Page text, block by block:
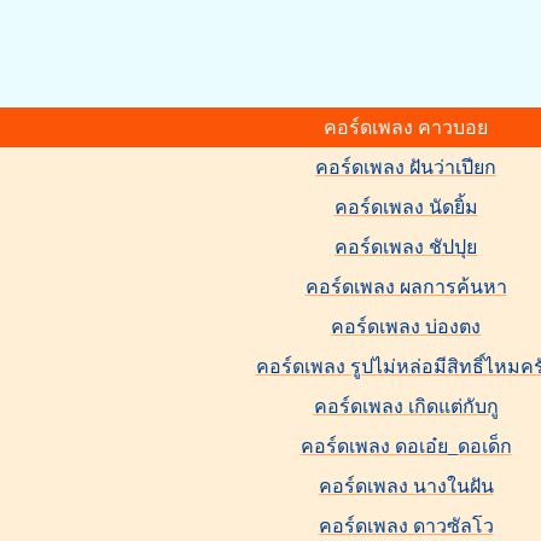
คอร์ดเพลง คาวบอย
คอร์ดเพลง ฝันว่าเปียก
คอร์ดเพลง นัดยิ้ม
คอร์ดเพลง ชัปปุย
คอร์ดเพลง ผลการค้นหา
คอร์ดเพลง บ่องตง
คอร์ดเพลง รูปไม่หล่อมีสิทธิ์ไหมค
คอร์ดเพลง เกิดแต่กับกู
คอร์ดเพลง ดอเอ๋ย_ดอเด็ก
คอร์ดเพลง นางในฝัน
คอร์ดเพลง ดาวซัลโว